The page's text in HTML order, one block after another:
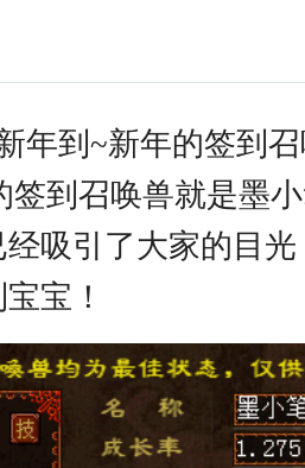
到~新年的签到召
签到召唤兽就是墨
吸引了大家的目
宝！